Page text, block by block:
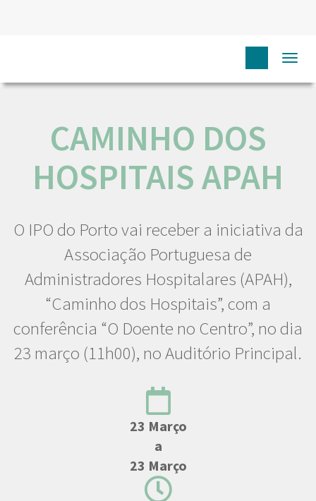
CAMINHO DOS
HOSPITAIS APAH
O IPO do Porto vai receber a iniciativa da
Associação Portuguesa de
Administradores Hospitalares (APAH),
“Caminho dos Hospitais”, com a
conferência “O Doente no Centro”, no dia
23 março (11h00), no Auditório Principal.
23 Março
a
23 Março